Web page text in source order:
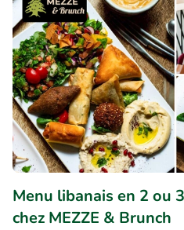
Menu libanais en 2 ou
chez MEZZE & Brunch